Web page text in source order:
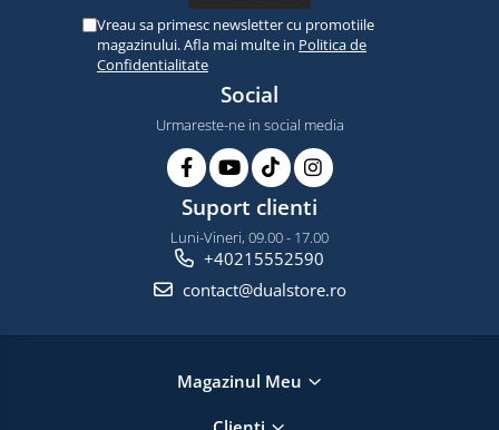
Vreau sa primesc newsletter cu promotiile
magazinului. Afla mai multe in Politica de
Confidentialitate
Social
Urmareste-ne in social media
Suport clienti
Luni-Vineri, 09.00 - 17.00
+40215552590
contact@dualstore.ro
Magazinul Meu